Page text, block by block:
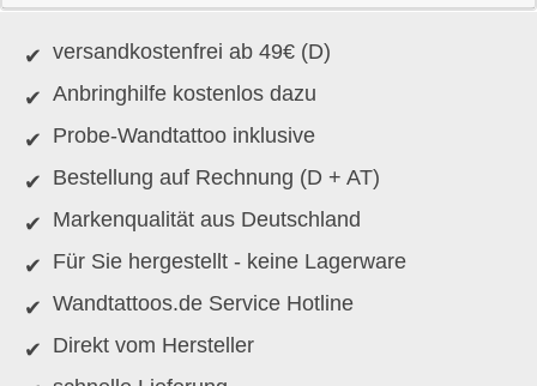
versandkostenfrei ab 49€ (D)
Anbringhilfe kostenlos dazu
Probe-Wandtattoo inklusive
Bestellung auf Rechnung (D + AT)
Markenqualität aus Deutschland
Für Sie hergestellt - keine Lagerware
Wandtattoos.de Service Hotline
Direkt vom Hersteller